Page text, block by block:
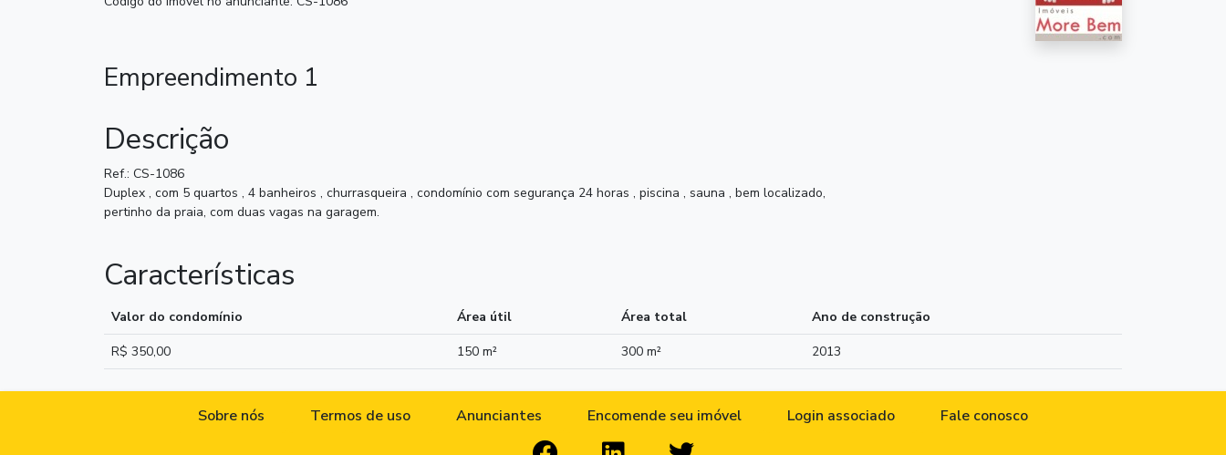
Empreendimento 1
Descrição
Ref.: CS-1086
Duplex , com 5 quartos , 4 banheiros , churrasqueira , condomínio com segurança 24 horas , piscina , sauna , bem localizado,
pertinho da praia, com duas vagas na garagem.
Características
Valor do condomínio Área útil Área total
Ano de construção
R$ 350,00
150 m² 300 m² 2013
Sobre nós Termos de uso Anunciantes Encomende seu imóvel Login associado Fale conosco